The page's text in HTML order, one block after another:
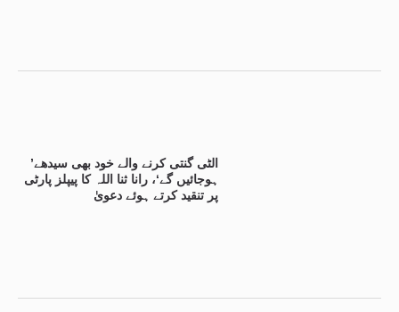
’الٹی گنتی کرنے والے خود بھی سیدھے
ہوجائیں گے‘، رانا ثنا اللہ کا پیپلز پارٹی
پر تنقید کرتے ہوئے دعویٰ